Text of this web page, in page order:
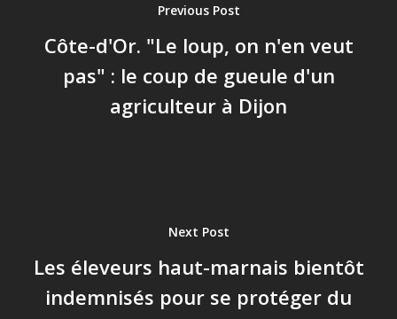
Previous Post
Côte-d'Or. "Le loup, on n'en veut
pas" : le coup de gueule d'un
agriculteur à Dijon
Next Post
Les éleveurs haut-marnais bientôt
indemnisés pour se protéger du